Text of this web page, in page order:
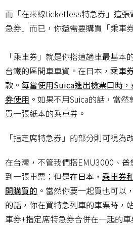
而「在來線ticketless特急券」這
急券」而已，你還需要購買「乘車
「乘車券」就是你搭這趟車最基本
台鐵的區間車車資。在日本， 乘車
款。 每當使用Suica進出檢票口時
券使用 。 如果不用Suica的話，當
買一張紙本的乘車券。
「指定席特急券」的部分則可視為
在台灣，不管我們搭EMU3000、
到一張車票；但是在日本， 乘車券
開購買的 。當然你要一起買也可以
的話，你在買特急列車的車票時，
車券+指定席特急券合併在一起的